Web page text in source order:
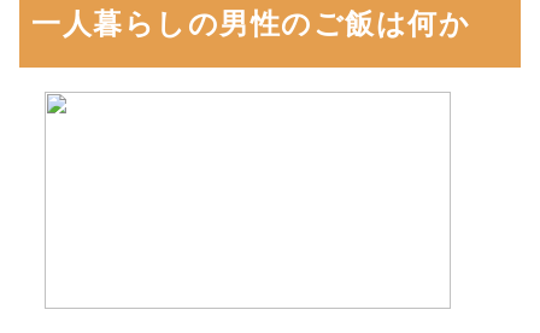
一人暮らしの男性のご飯は何か